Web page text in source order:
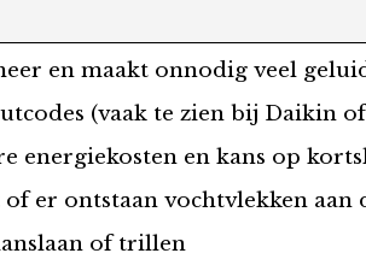
en maakt onnodig veel
(vaak te zien bij Daikin
energiekosten en kans op
er ontstaan vochtvlekken aan
of trillen